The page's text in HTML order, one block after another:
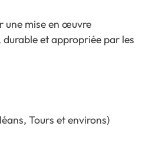
une mise en œuvre
et appropriée par les
Tours et environs)